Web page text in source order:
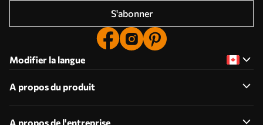
S'abonner
Modifier la langue
A propos du produit
A propos de l'entreprise